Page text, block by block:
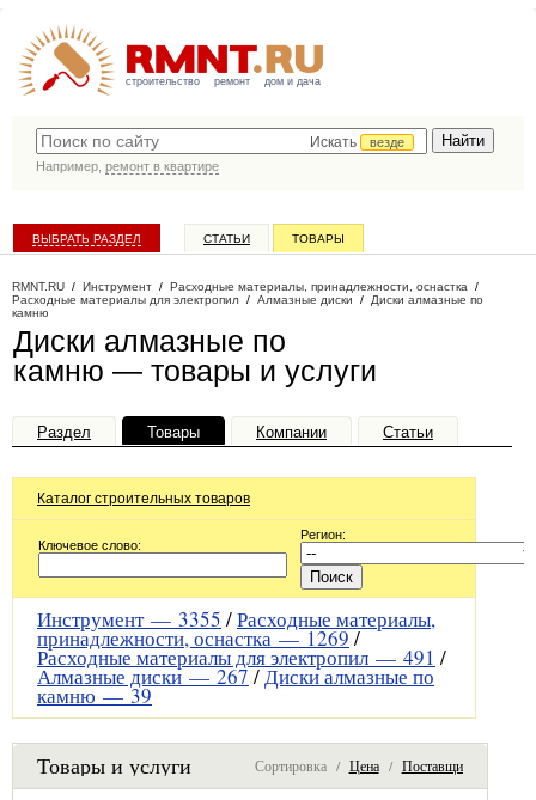
строительство ремонт дом и дача
Искать
везде
Например, ремонт в квартире
ВЫБРАТЬ РАЗДЕЛ СТАТЬИ ТОВАРЫ
RMNT.RU / Инструмент / Расходные материалы, принадлежности, оснастка /
Расходные материалы для электропил / Алмазные диски / Диски алмазные по
камню
Диски алмазные по
камню — товары и услуги
Раздел Товары Компании Статьи
Каталог строительных товаров
Ключевое слово:
Регион:
Инструмент — 3355 /Расходные материалы,
принадлежности, оснастка —1269/
Расходные материалы для электропил — 491 /
Алмазные диски —267/Диски алмазные по
камню —39
Товары и услуги Сортировка / Цена/ Поставщик